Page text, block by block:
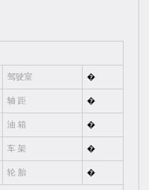
驾驶室 �
轴 距 �
油 箱 �
车 架 �
轮 胎 �